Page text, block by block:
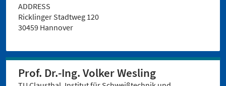
ADDRESS
Ricklinger Stadtweg 120
30459 Hannover
Prof. Dr.-Ing. Volker Wesling